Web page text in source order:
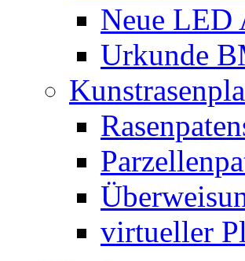
Neue LED
Urkunde
virtueller